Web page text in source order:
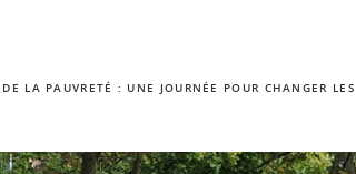
LA PAUVRETÉ : UNE JOURNÉE POUR CHANGER LES